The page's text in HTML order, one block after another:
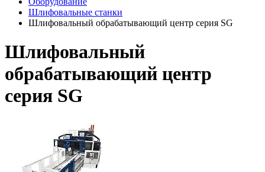
Шлифовальные станки
Шлифовальный обрабатывающий центр серия SG
Шлифовальный
обрабатывающий центр
серия SG